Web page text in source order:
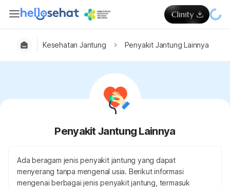
Kesehatan Jantung Penyakit Jantung Lainnya
Penyakit Jantung Lainnya
Ada beragam jenis penyakit jantung yang dapat
menyerang tanpa mengenal usia. Berikut informasi
mengenai berbagai jenis penyakit jantung, termasuk